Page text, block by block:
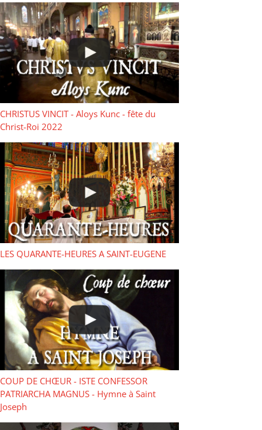
CHRISTUS VINCIT - Aloys Kunc - fête du
Christ-Roi 2022
LES QUARANTE-HEURES A SAINT-EUGENE
COUP DE CHŒUR - ISTE CONFESSOR
PATRIARCHA MAGNUS - Hymne à Saint
Joseph